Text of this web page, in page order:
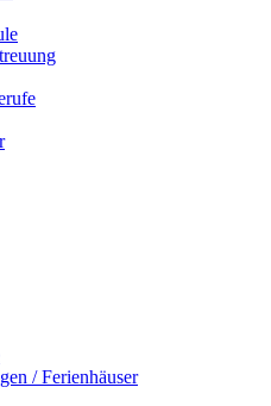
/ Ferienhäuser